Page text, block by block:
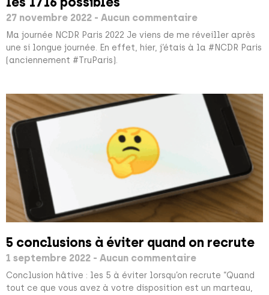
27 novembre 2022 Aucun commentaire
Ma journée NCDR Paris 2022 Je viens de me réveiller après
une si longue journée. En effet, hier, j’étais à la #NCDR Paris
(anciennement #TruParis).
5 conclusions à éviter quand on recrute
1 septembre 2022 Aucun commentaire
Conclusion hâtive : les 5 à éviter lorsqu’on recrute “Quand
tout ce que vous avez à votre disposition est un marteau,